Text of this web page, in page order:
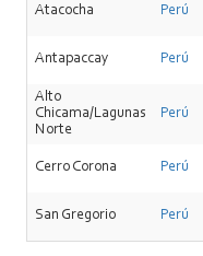
Atacocha Perú
Antapaccay Perú
Alto
Chicama/Lagunas
Norte
Perú
Cerro Corona Perú
San Gregorio Perú